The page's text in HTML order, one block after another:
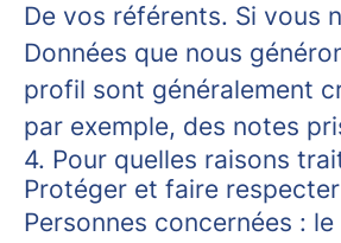
De vos référents. Si vous
Données que nous
profil sont généralement
par exemple, des notes
4. Pour quelles raisons
Protéger et faire
Personnes concernées :